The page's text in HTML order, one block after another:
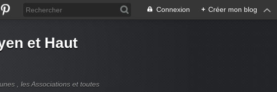
Connexion + Créer mon blog
et Haut
, les Associations et toutes